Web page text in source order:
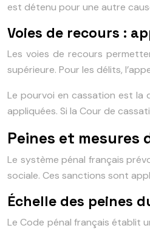
est détenu pour une autre
Voies de recours :
Les voies de recours
supérieure. Pour les délits,
Le pourvoi en cassation est la
appliquées. Si la Cour de
Peines et mesures
Le système pénal français
sociale. Ces sanctions sont
Échelle des peines
Le Code pénal français établit